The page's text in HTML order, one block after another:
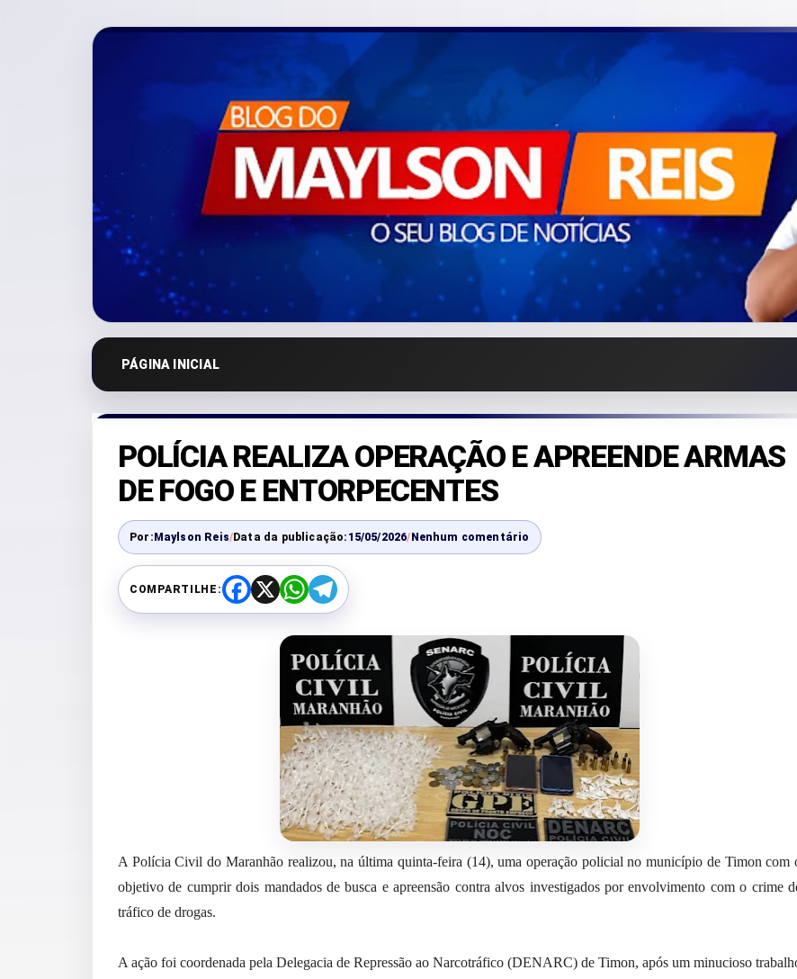
PÁGINA INICIAL
POLÍCIA REALIZA OPERAÇÃO E APREENDE ARMAS
DE FOGO E ENTORPECENTES
Por:Maylson Reis/Data da publicação: 15/05/2026/Nenhum comentário
COMPARTILHE:
F
a
X
W
h
t
s
A
p
p
T
e
e
g
r
a
m
A Polícia Civil do Maranhão realizou, na última quinta-feira (14), uma operação policial no município de Timon com
objetivo de cumprir dois mandados de busca e apreensão contra alvos investigados por envolvimento com o crime
tráfico de drogas.
A ação foi coordenada pela Delegacia de Repressão ao Narcotráfico (DENARC) de Timon, após um minucioso